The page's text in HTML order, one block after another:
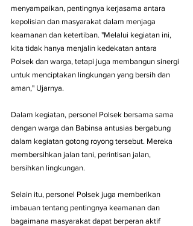
menyampaikan, pentingnya kerjasama antara
kepolisian dan masyarakat dalam menjaga
keamanan dan ketertiban. "Melalui kegiatan ini,
kita tidak hanya menjalin kedekatan antara
Polsek dan warga, tetapi juga membangun sinergi
untuk menciptakan lingkungan yang bersih dan
aman," Ujarnya.
Dalam kegiatan, personel Polsek bersama sama
dengan warga dan Babinsa antusias bergabung
dalam kegiatan gotong royong tersebut. Mereka
membersihkan jalan tani, perintisan jalan,
bersihkan lingkungan.
Selain itu, personel Polsek juga memberikan
imbauan tentang pentingnya keamanan dan
bagaimana masyarakat dapat berperan aktif